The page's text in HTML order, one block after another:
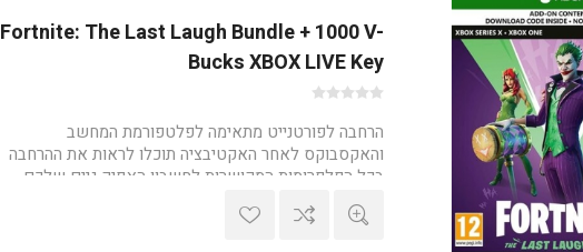
Fortnite: The Last Laugh Bundle + 1000 V-
Bucks XBOX LIVE Key
הרחבה לפורטנייט מתאימה לפלטפורמת המחשב
והאקסבוקס לאחר האקטיבציה תוכלו לראות את ההרחבה
בכל הפלפרומות המקושרות לחשבון האפיק גיים שלכם
PS4,PS5,PC,XBOX
אקטיבציה: https://www.epicgames.com/fortnite/en-